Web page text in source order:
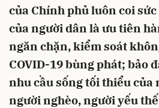
của Chính phủ luôn coi
của người dân là ưu tiên
ngăn chặn, kiểm soát
COVID-19 bùng phát; bảo
nhu cầu sống tối thiểu của
người nghèo, người yếu